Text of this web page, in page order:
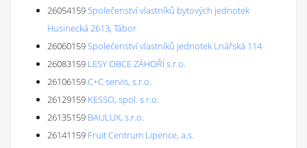
26054159Společenství vlastníků bytových jednotek
Husinecká 2613, Tábor
26060159Společenství vlastníků jednotek Lnářská 114
26083159 LESY OBCE ZÁHOŘÍ s.r.o.
26106159C+C servis, s.r.o.
26129159 KESSO, spol. s r.o.
26135159 BAULUX, s.r.o.
26141159 Fruit Centrum Lipence, a.s.